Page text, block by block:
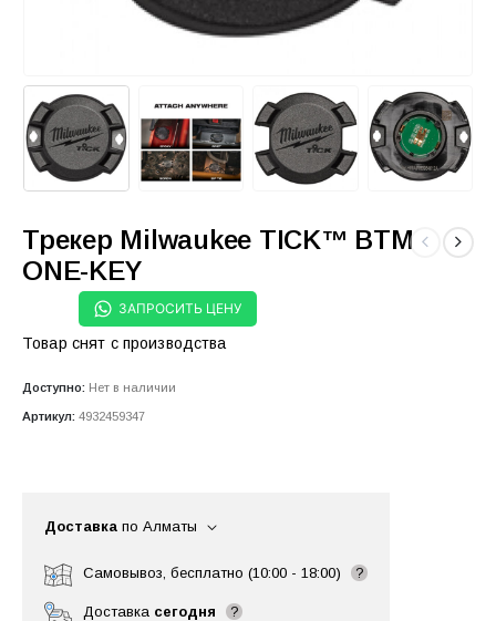
Трекер Milwaukee TICK™ BTM
ONE-KEY
ЗАПРОСИТЬ ЦЕНУ
Товар снят с производства
Доступно: Нет в наличии
Артикул: 4932459347
Доставка по Алматы
Самовывоз, бесплатно (10:00 - 18:00) ?
Доставка сегодня ?